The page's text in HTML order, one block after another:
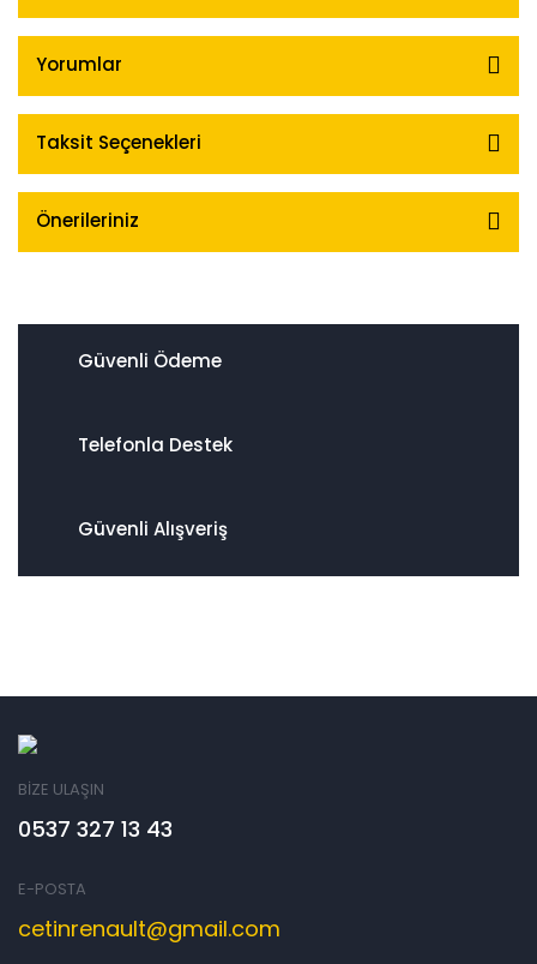
Yorumlar
Taksit Seçenekleri
Önerileriniz
Güvenli Ödeme
Telefonla Destek
Güvenli Alışveriş
BİZE ULAŞIN
0537 327 13 43
E-POSTA
cetinrenault@gmail.com